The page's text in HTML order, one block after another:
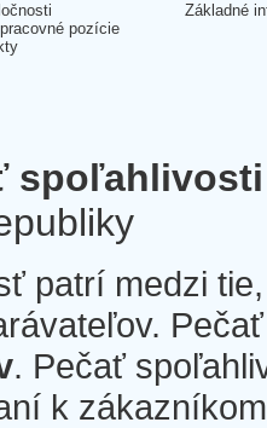
pozície
Základné
spoľahlivosti
patrí medzi
. Pečať
k